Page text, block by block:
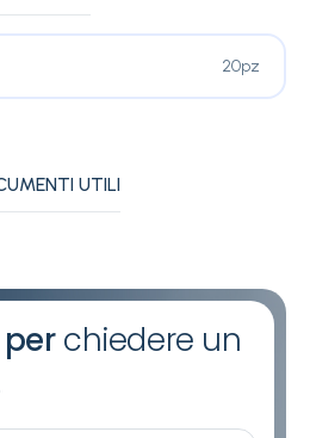
20pz
UTILI
chiedere un